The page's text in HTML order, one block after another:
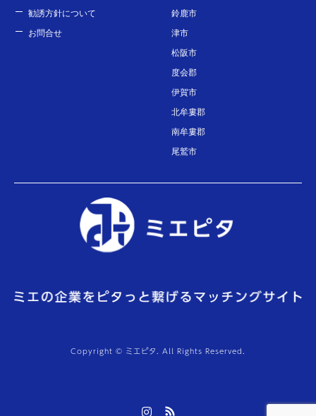
勧誘方針について
お問合せ
鈴鹿市
津市
松阪市
度会郡
伊賀市
北牟婁郡
南牟婁郡
尾鷲市
Copyright © ミエピタ. All Rights Reserved.